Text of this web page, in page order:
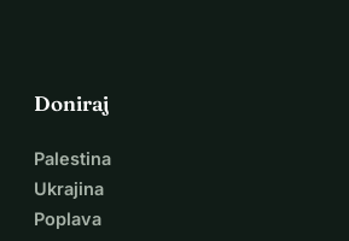
Doniraj
Palestina
Ukrajina
Poplava